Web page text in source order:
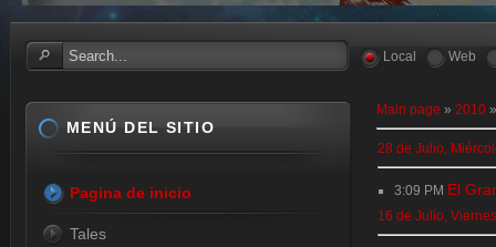
Local Web
Main page » 2010 »
28 de Julio,
3:09 PM El
16 de Julio, Viernes
MENÚ DEL SITIO
Pagina de inicio
Tales